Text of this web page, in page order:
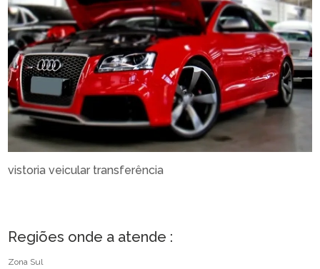
vistoria veicular transferência
Regiões onde a atende :
Zona Sul